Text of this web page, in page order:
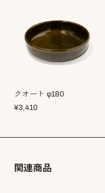
クオート φ180
¥3,410
関連商品